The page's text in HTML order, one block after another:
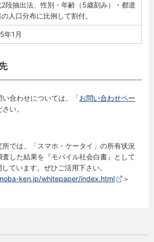
2段抽出法、性別・年齢（5歳刻み）・都道
人口分布に比例して割付。
年1月
合わせについては、「お問い合わせペー
い。
では、「スマホ・ケータイ」の所有状況
査した結果を『モバイル社会白書』として
ています。ぜひご活用下さい。
ken.jp/whitepaper/index.html ＞